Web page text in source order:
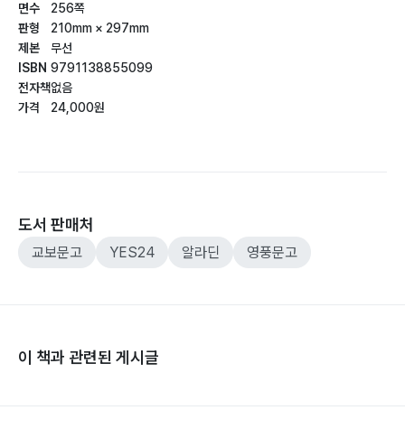
면수
판형
제본
ISBN
전자책
가격
256쪽
210mm × 297mm
무선
9791138855099
없음
24,000원
도서 판매처
교보문고 YES24 알라딘 영풍문고
이 책과 관련된 게시글